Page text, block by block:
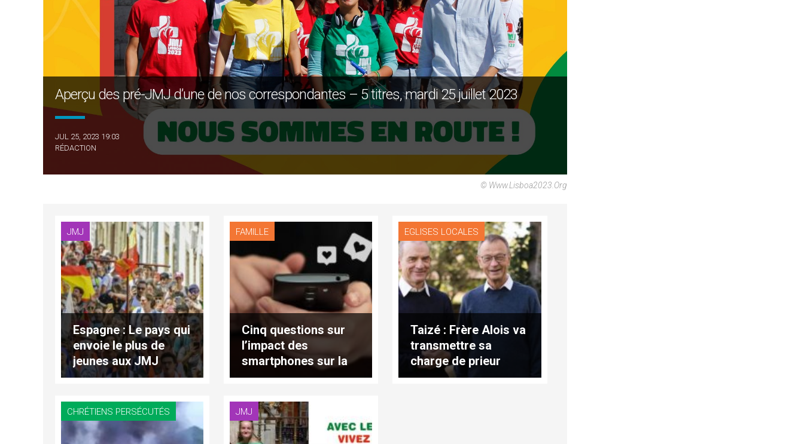
Aperçu des pré-JMJ d’une de nos correspondantes – 5 titres, mardi 25 juillet 2023
JUL 25, 2023 19:03
RÉDACTION
© Www.lisboa2023.org
JMJ
Espagne : Le pays qui
envoie le plus de
jeunes aux JMJ
FAMILLE
Cinq questions sur
l’impact des
smartphones sur la
famille et la vie de
EGLISES LOCALES
Taizé : Frère Alois va
transmettre sa
charge de prieur
CHRÉTIENS PERSÉCUTÉS JMJ